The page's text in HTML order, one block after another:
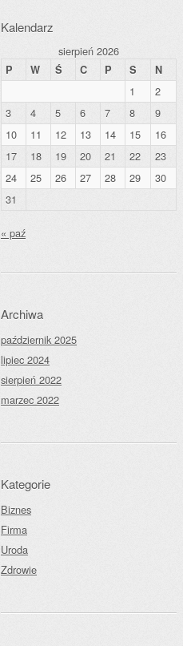
Kalendarz
sierpień 2026
P W Ś C P S N
1
2
3
4 5 6 7 8
9
10
11 12 13 14 15
16
17
18 19 20 21 22
23
24
25 26 27 28 29
30
31
« paź
Archiwa
październik 2025
lipiec 2024
sierpień 2022
marzec 2022
Kategorie
Biznes
Firma
Uroda
Zdrowie